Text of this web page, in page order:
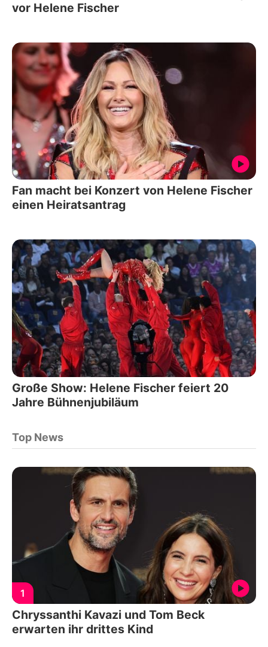
vor Helene Fischer
Fan macht bei Konzert von Helene Fischer
einen Heiratsantrag
Große Show: Helene Fischer feiert 20
Jahre Bühnenjubiläum
Top News
1
Chryssanthi Kavazi und Tom Beck
erwarten ihr drittes Kind